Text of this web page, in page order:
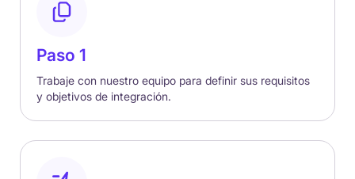
Paso 1
Trabaje con nuestro equipo para definir sus requisitos
y objetivos de integración.